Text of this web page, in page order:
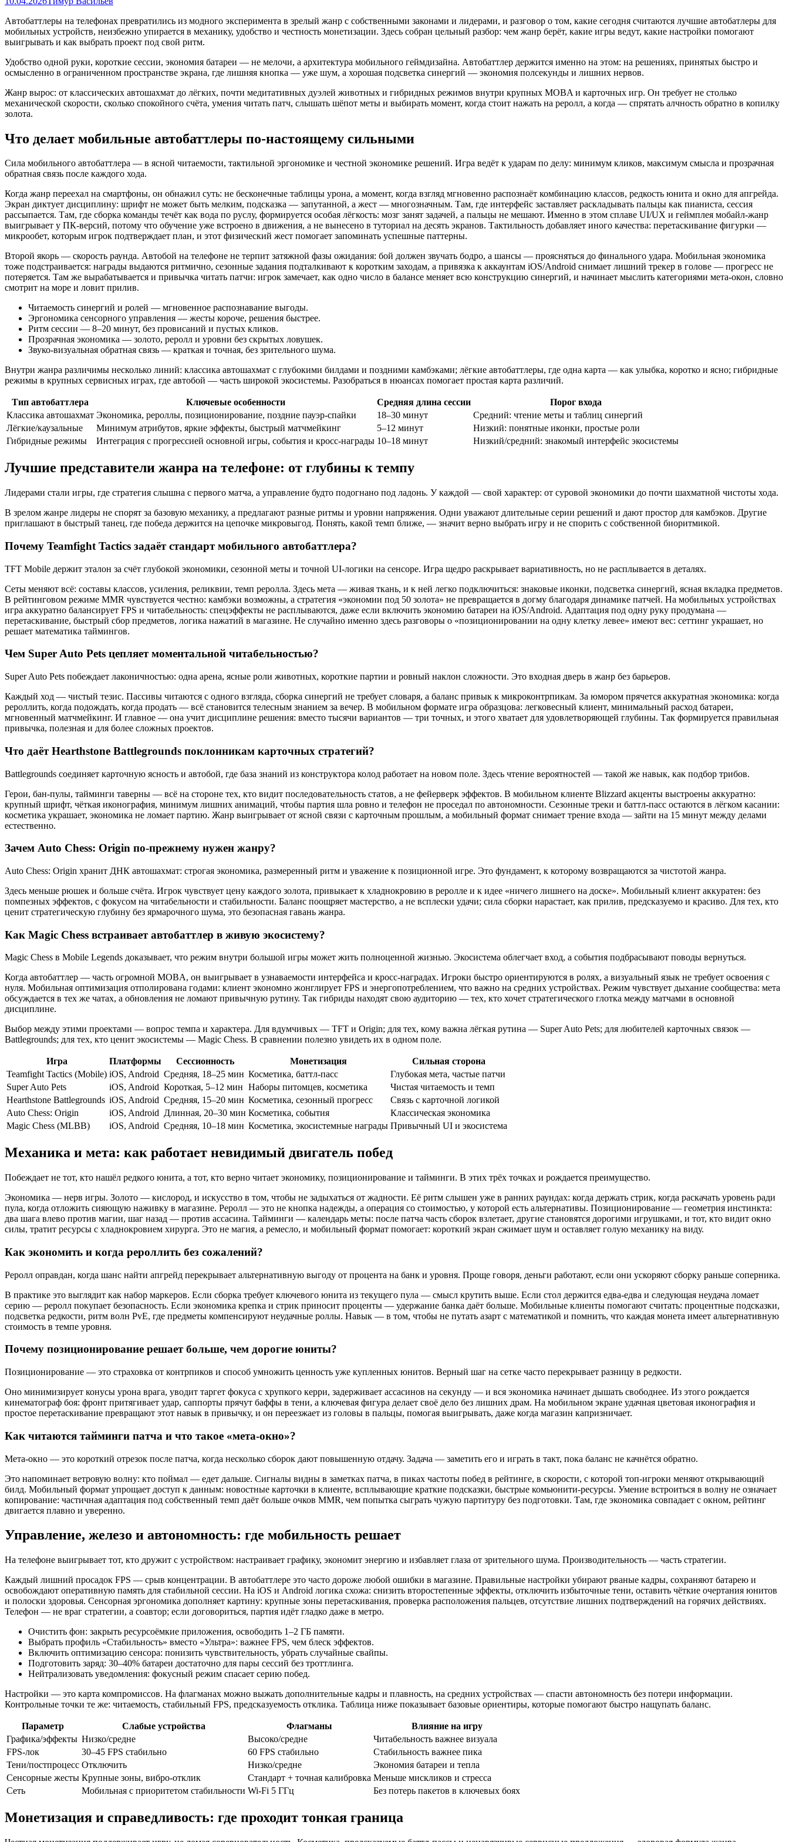
Автобаттлеры на телефонах превратились из модного эксперимента в зрелый жанр с собственными законами и лидерами, и разговор о том, какие сегодня считаются лучшие автобатлеры для
мобильных устройств, неизбежно упирается в механику, удобство и честность монетизации. Здесь собран цельный разбор: чем жанр берёт, какие игры ведут, какие настройки помогают
выигрывать и как выбрать проект под свой ритм.
Удобство одной руки, короткие сессии, экономия батареи — не мелочи, а архитектура мобильного геймдизайна. Автобаттлер держится именно на этом: на решениях, принятых быстро и
осмысленно в ограниченном пространстве экрана, где лишняя кнопка — уже шум, а хорошая подсветка синергий — экономия полсекунды и лишних нервов.
Жанр вырос: от классических автошахмат до лёгких, почти медитативных дуэлей животных и гибридных режимов внутри крупных MOBA и карточных игр. Он требует не столько
механической скорости, сколько спокойного счёта, умения читать патч, слышать шёпот меты и выбирать момент, когда стоит нажать на реролл, а когда — спрятать алчность обратно в копилку
золота.
Что делает мобильные автобаттлеры по-настоящему сильными
Сила мобильного автобаттлера — в ясной читаемости, тактильной эргономике и честной экономике решений. Игра ведёт к ударам по делу: минимум кликов, максимум смысла и прозрачная
обратная связь после каждого хода.
Когда жанр переехал на смартфоны, он обнажил суть: не бесконечные таблицы урона, а момент, когда взгляд мгновенно распознаёт комбинацию классов, редкость юнита и окно для апгрейда.
Экран диктует дисциплину: шрифт не может быть мелким, подсказка — запутанной, а жест — многозначным. Там, где интерфейс заставляет раскладывать пальцы как пианиста, сессия
рассыпается. Там, где сборка команды течёт как вода по руслу, формируется особая лёгкость: мозг занят задачей, а пальцы не мешают. Именно в этом сплаве UI/UX и геймплея мобайл-жанр
выигрывает у ПК-версий, потому что обучение уже встроено в движения, а не вынесено в туториал на десять экранов. Тактильность добавляет иного качества: перетаскивание фигурки —
микрообет, которым игрок подтверждает план, и этот физический жест помогает запоминать успешные паттерны.
Второй якорь — скорость раунда. Автобой на телефоне не терпит затяжной фазы ожидания: бой должен звучать бодро, а шансы — проясняться до финального удара. Мобильная экономика
тоже подстраивается: награды выдаются ритмично, сезонные задания подталкивают к коротким заходам, а привязка к аккаунтам iOS/Android снимает лишний трекер в голове — прогресс не
потеряется. Там же вырабатывается и привычка читать патчи: игрок замечает, как одно число в балансе меняет всю конструкцию синергий, и начинает мыслить категориями мета-окон, словно
смотрит на море и ловит прилив.
Читаемость синергий и ролей — мгновенное распознавание выгоды.
Эргономика сенсорного управления — жесты короче, решения быстрее.
Ритм сессии — 8–20 минут, без провисаний и пустых кликов.
Прозрачная экономика — золото, реролл и уровни без скрытых ловушек.
Звуко-визуальная обратная связь — краткая и точная, без зрительного шума.
Внутри жанра различимы несколько линий: классика автошахмат с глубокими билдами и поздними камбэками; лёгкие автобаттлеры, где одна карта — как улыбка, коротко и ясно; гибридные
режимы в крупных сервисных играх, где автобой — часть широкой экосистемы. Разобраться в нюансах помогает простая карта различий.
Тип автобаттлера Ключевые особенности Средняя длина сессии
Порог входа
Классика автошахмат Экономика, рероллы, позиционирование, поздние пауэр-спайки 18–30 минут
Средний: чтение меты и таблиц синергий
Лёгкие/каузальные
Минимум атрибутов, яркие эффекты, быстрый матчмейкинг 5–12 минут
Низкий: понятные иконки, простые роли
Гибридные режимы
Интеграция с прогрессией основной игры, события и кросс-награды 10–18 минут Низкий/средний: знакомый интерфейс экосистемы
Лучшие представители жанра на телефоне: от глубины к темпу
Лидерами стали игры, где стратегия слышна с первого матча, а управление будто подогнано под ладонь. У каждой — свой характер: от суровой экономики до почти шахматной чистоты хода.
В зрелом жанре лидеры не спорят за базовую механику, а предлагают разные ритмы и уровни напряжения. Одни уважают длительные серии решений и дают простор для камбэков. Другие
приглашают в быстрый танец, где победа держится на цепочке микровыгод. Понять, какой темп ближе, — значит верно выбрать игру и не спорить с собственной биоритмикой.
Почему Teamfight Tactics задаёт стандарт мобильного автобаттлера?
TFT Mobile держит эталон за счёт глубокой экономики, сезонной меты и точной UI-логики на сенсоре. Игра щедро раскрывает вариативность, но не расплывается в деталях.
Сеты меняют всё: составы классов, усиления, реликвии, темп реролла. Здесь мета — живая ткань, и к ней легко подключиться: знаковые иконки, подсветка синергий, ясная вкладка предметов.
В рейтинговом режиме MMR чувствуется честно: камбэки возможны, а стратегия «экономии под 50 золота» не превращается в догму благодаря динамике патчей. На мобильных устройствах
игра аккуратно балансирует FPS и читабельность: спецэффекты не расплываются, даже если включить экономию батареи на iOS/Android. Адаптация под одну руку продумана —
перетаскивание, быстрый сбор предметов, логика нажатий в магазине. Не случайно именно здесь разговоры о «позиционировании на одну клетку левее» имеют вес: сеттинг украшает, но
решает математика таймингов.
Чем Super Auto Pets цепляет моментальной читабельностью?
Super Auto Pets побеждает лаконичностью: одна арена, ясные роли животных, короткие партии и ровный наклон сложности. Это входная дверь в жанр без барьеров.
Каждый ход — чистый тезис. Пассивы читаются с одного взгляда, сборка синергий не требует словаря, а баланс привык к микроконтрпикам. За юмором прячется аккуратная экономика: когда
рероллить, когда подождать, когда продать — всё становится телесным знанием за вечер. В мобильном формате игра образцова: легковесный клиент, минимальный расход батареи,
мгновенный матчмейкинг. И главное — она учит дисциплине решения: вместо тысячи вариантов — три точных, и этого хватает для удовлетворяющей глубины. Так формируется правильная
привычка, полезная и для более сложных проектов.
Что даёт Hearthstone Battlegrounds поклонникам карточных стратегий?
Battlegrounds соединяет карточную ясность и автобой, где база знаний из конструктора колод работает на новом поле. Здесь чтение вероятностей — такой же навык, как подбор трибов.
Герои, бан-пулы, тайминги таверны — всё на стороне тех, кто видит последовательность статов, а не фейерверк эффектов. В мобильном клиенте Blizzard акценты выстроены аккуратно:
крупный шрифт, чёткая иконография, минимум лишних анимаций, чтобы партия шла ровно и телефон не проседал по автономности. Сезонные треки и баттл-пасс остаются в лёгком касании:
косметика украшает, экономика не ломает партию. Жанр выигрывает от ясной связи с карточным прошлым, а мобильный формат снимает трение входа — зайти на 15 минут между делами
естественно.
Зачем Auto Chess: Origin по-прежнему нужен жанру?
Auto Chess: Origin хранит ДНК автошахмат: строгая экономика, размеренный ритм и уважение к позиционной игре. Это фундамент, к которому возвращаются за чистотой жанра.
Здесь меньше рюшек и больше счёта. Игрок чувствует цену каждого золота, привыкает к хладнокровию в реролле и к идее «ничего лишнего на доске». Мобильный клиент аккуратен: без
помпезных эффектов, с фокусом на читабельности и стабильности. Баланс поощряет мастерство, а не всплески удачи; сила сборки нарастает, как прилив, предсказуемо и красиво. Для тех, кто
ценит стратегическую глубину без ярмарочного шума, это безопасная гавань жанра.
Как Magic Chess встраивает автобаттлер в живую экосистему?
Magic Chess в Mobile Legends доказывает, что режим внутри большой игры может жить полноценной жизнью. Экосистема облегчает вход, а события подбрасывают поводы вернуться.
Когда автобаттлер — часть огромной MOBA, он выигрывает в узнаваемости интерфейса и кросс-наградах. Игроки быстро ориентируются в ролях, а визуальный язык не требует освоения с
нуля. Мобильная оптимизация отполирована годами: клиент экономно жонглирует FPS и энергопотреблением, что важно на средних устройствах. Режим чувствует дыхание сообщества: мета
обсуждается в тех же чатах, а обновления не ломают привычную рутину. Так гибриды находят свою аудиторию — тех, кто хочет стратегического глотка между матчами в основной
дисциплине.
Выбор между этими проектами — вопрос темпа и характера. Для вдумчивых — TFT и Origin; для тех, кому важна лёгкая рутина — Super Auto Pets; для любителей карточных связок —
Battlegrounds; для тех, кто ценит экосистемы — Magic Chess. В сравнении полезно увидеть их в одном поле.
Игра Платформы Сессионность Монетизация
Сильная сторона
Teamfight Tactics (Mobile) iOS, Android Средняя, 18–25 мин Косметика, баттл-пасс
Глубокая мета, частые патчи
Super Auto Pets
iOS, Android Короткая, 5–12 мин Наборы питомцев, косметика
Чистая читаемость и темп
Hearthstone Battlegrounds iOS, Android Средняя, 15–20 мин Косметика, сезонный прогресс
Связь с карточной логикой
Auto Chess: Origin
iOS, Android Длинная, 20–30 мин Косметика, события
Классическая экономика
Magic Chess (MLBB)
iOS, Android Средняя, 10–18 мин Косметика, экосистемные награды Привычный UI и экосистема
Механика и мета: как работает невидимый двигатель побед
Побеждает не тот, кто нашёл редкого юнита, а тот, кто верно читает экономику, позиционирование и тайминги. В этих трёх точках и рождается преимущество.
Экономика — нерв игры. Золото — кислород, и искусство в том, чтобы не задыхаться от жадности. Её ритм слышен уже в ранних раундах: когда держать стрик, когда раскачать уровень ради
пула, когда отложить сияющую наживку в магазине. Реролл — это не кнопка надежды, а операция со стоимостью, у которой есть альтернативы. Позиционирование — геометрия инстинкта:
два шага влево против магии, шаг назад — против ассасина. Тайминги — календарь меты: после патча часть сборок взлетает, другие становятся дорогими игрушками, и тот, кто видит окно
силы, тратит ресурсы с хладнокровием хирурга. Это не магия, а ремесло, и мобильный формат помогает: короткий экран сжимает шум и оставляет голую механику на виду.
Как экономить и когда рероллить без сожалений?
Реролл оправдан, когда шанс найти апгрейд перекрывает альтернативную выгоду от процента на банк и уровня. Проще говоря, деньги работают, если они ускоряют сборку раньше соперника.
В практике это выглядит как набор маркеров. Если сборка требует ключевого юнита из текущего пула — смысл крутить выше. Если стол держится едва-едва и следующая неудача ломает
серию — реролл покупает безопасность. Если экономика крепка и стрик приносит проценты — удержание банка даёт больше. Мобильные клиенты помогают считать: процентные подсказки,
подсветка редкости, ритм волн PvE, где предметы компенсируют неудачные роллы. Навык — в том, чтобы не путать азарт с математикой и помнить, что каждая монета имеет альтернативную
стоимость в темпе уровня.
Почему позиционирование решает больше, чем дорогие юниты?
Позиционирование — это страховка от контрпиков и способ умножить ценность уже купленных юнитов. Верный шаг на сетке часто перекрывает разницу в редкости.
Оно минимизирует конусы урона врага, уводит таргет фокуса с хрупкого керри, задерживает ассасинов на секунду — и вся экономика начинает дышать свободнее. Из этого рождается
кинематограф боя: фронт притягивает удар, саппорты прячут баффы в тени, а ключевая фигура делает своё дело без лишних драм. На мобильном экране удачная цветовая иконография и
простое перетаскивание превращают этот навык в привычку, и он переезжает из головы в пальцы, помогая выигрывать, даже когда магазин капризничает.
Как читаются тайминги патча и что такое «мета-окно»?
Мета-окно — это короткий отрезок после патча, когда несколько сборок дают повышенную отдачу. Задача — заметить его и играть в такт, пока баланс не качнётся обратно.
Это напоминает ветровую волну: кто поймал — едет дальше. Сигналы видны в заметках патча, в пиках частоты побед в рейтинге, в скорости, с которой топ-игроки меняют открывающий
билд. Мобильный формат упрощает доступ к данным: новостные карточки в клиенте, всплывающие краткие подсказки, быстрые комьюнити-ресурсы. Умение встроиться в волну не означает
копирование: частичная адаптация под собственный темп даёт больше очков MMR, чем попытка сыграть чужую партитуру без подготовки. Там, где экономика совпадает с окном, рейтинг
двигается плавно и уверенно.
Управление, железо и автономность: где мобильность решает
На телефоне выигрывает тот, кто дружит с устройством: настраивает графику, экономит энергию и избавляет глаза от зрительного шума. Производительность — часть стратегии.
Каждый лишний просадок FPS — срыв концентрации. В автобаттлере это часто дороже любой ошибки в магазине. Правильные настройки убирают рваные кадры, сохраняют батарею и
освобождают оперативную память для стабильной сессии. На iOS и Android логика схожа: снизить второстепенные эффекты, отключить избыточные тени, оставить чёткие очертания юнитов
и полоски здоровья. Сенсорная эргономика дополняет картину: крупные зоны перетаскивания, проверка расположения пальцев, отсутствие лишних подтверждений на горячих действиях.
Телефон — не враг стратегии, а соавтор; если договориться, партия идёт гладко даже в метро.
Очистить фон: закрыть ресурсоёмкие приложения, освободить 1–2 ГБ памяти.
Выбрать профиль «Стабильность» вместо «Ультра»: важнее FPS, чем блеск эффектов.
Включить оптимизацию сенсора: понизить чувствительность, убрать случайные свайпы.
Подготовить заряд: 30–40% батареи достаточно для пары сессий без троттлинга.
Нейтрализовать уведомления: фокусный режим спасает серию побед.
Настройки — это карта компромиссов. На флагманах можно выжать дополнительные кадры и плавность, на средних устройствах — спасти автономность без потери информации.
Контрольные точки те же: читаемость, стабильный FPS, предсказуемость отклика. Таблица ниже показывает базовые ориентиры, которые помогают быстро нащупать баланс.
Параметр Слабые устройства Флагманы
Влияние на игру
Графика/эффекты Низко/средне Высоко/средне
Читабельность важнее визуала
FPS-лок
30–45 FPS стабильно 60 FPS стабильно
Стабильность важнее пика
Тени/постпроцесс Отключить Низко/средне
Экономия батареи и тепла
Сенсорные жесты Крупные зоны, вибро-отклик Стандарт + точная калибровка Меньше мискликов и стресса
Сеть
Мобильная с приоритетом стабильности Wi‑Fi 5 ГГц Без потерь пакетов в ключевых боях
Монетизация и справедливость: где проходит тонкая граница